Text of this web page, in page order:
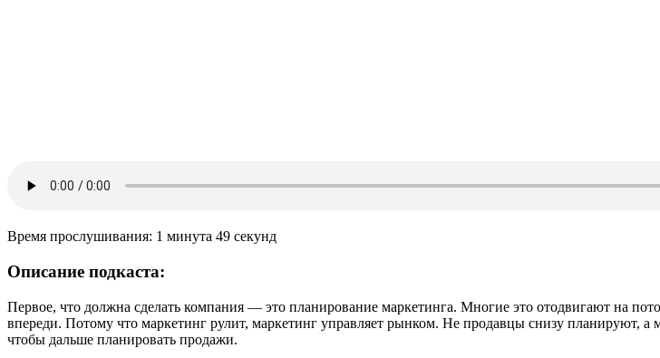
Время прослушивания: 1 минута 49 секунд
Описание подкаста:
Первое, что должна сделать компания — это планирование маркетинга. Многие это отодвигают на
впереди. Потому что маркетинг рулит, маркетинг управляет рынком. Не продавцы снизу планируют,
чтобы дальше планировать продажи.